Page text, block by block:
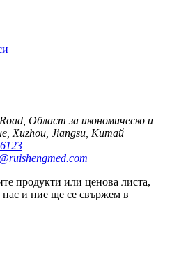
Област за икономическо и
Xuzhou, Jiangsu, Китай
продукти или ценова листа,
нас и ние ще се свържем в